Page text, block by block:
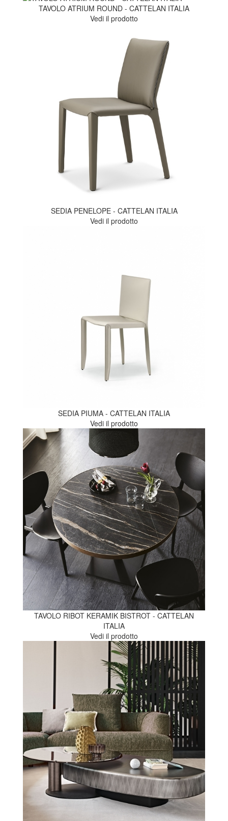
TAVOLO ATRIUM ROUND - CATTELAN ITALIA
Vedi il prodotto
SEDIA PENELOPE - CATTELAN ITALIA
Vedi il prodotto
SEDIA PIUMA - CATTELAN ITALIA
Vedi il prodotto
TAVOLO RIBOT KERAMIK BISTROT - CATTELAN
ITALIA
Vedi il prodotto